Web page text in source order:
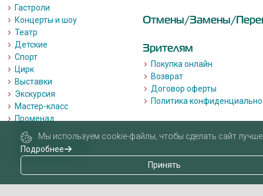
Гастроли
Концерты и шоу
Театр
Детские
Спорт
Цирк
Выставки
Экскурсия
Мастер-класс
Променад
Лекции
Квизы, квесты, игры.
Пушкинская карта
Отмены/Замены/
Зрителям
Покупка онлайн
Возврат
Договор оферты
Политика
Мы используем cookie-файлы, чтобы сделать сайт лучше
Подробнее
Принять